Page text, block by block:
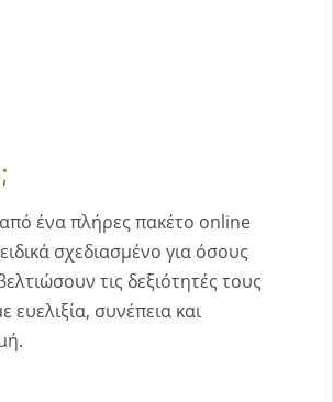
ένα πλήρες πακέτο online
σχεδιασμένο για όσους
τις δεξιότητές τους
ευελιξία, συνέπεια και